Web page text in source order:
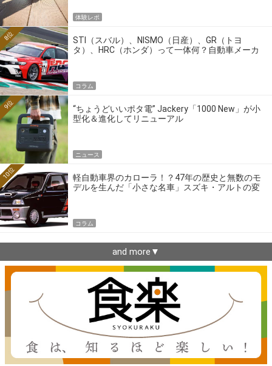
体験レポ
STI（スバル）、NISMO（日産）、GR（トヨ
タ）、HRC（ホンダ）って一体何？自動車メーカ
8位
コラム
“ちょうどいいポタ電” Jackery「1000 New」が小
型化＆進化してリニューアル
9位
ニュース
軽自動車界のカローラ！？47年の歴史と無数のモ
デルを生んだ「小さな名車」スズキ・アルトの変
10位
コラム
and more▼